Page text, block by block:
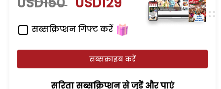
सब्सक्रिप्शन गिफ्ट करें
सब्सक्राइब करें
सरिता सब्सक्रिप्शन से जुड़ेें और पाएं